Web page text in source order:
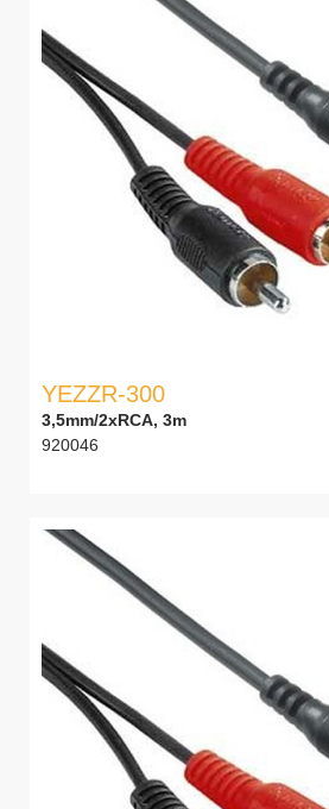
YEZZR-300
3,5mm/2xRCA, 3m
920046